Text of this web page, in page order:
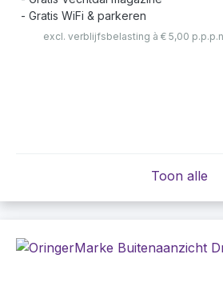
Gratis WiFi & parkeren
excl. verblijfsbelasting à € 5,00
Toon alle